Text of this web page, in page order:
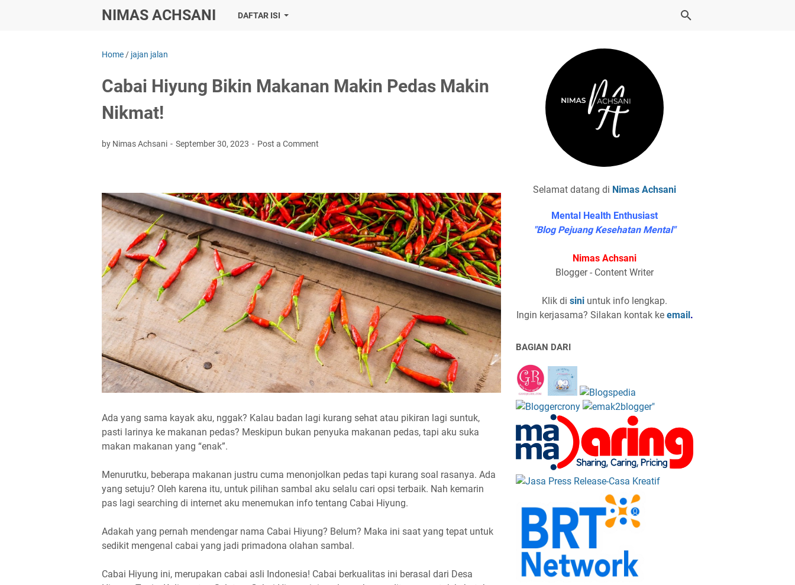
NIMAS ACHSANI DAFTAR ISI
Home / jajan jalan
Cabai Hiyung Bikin Makanan Makin Pedas Makin
Nikmat!
by Nimas Achsani September 30, 2023 Post a Comment
Ada yang sama kayak aku, nggak? Kalau badan lagi kurang sehat atau pikiran lagi suntuk,
pasti larinya ke makanan pedas? Meskipun bukan penyuka makanan pedas, tapi aku suka
makan makanan yang “enak”.
Menurutku, beberapa makanan justru cuma menonjolkan pedas tapi kurang soal rasanya. Ada
yang setuju? Oleh karena itu, untuk pilihan sambal aku selalu cari opsi terbaik. Nah kemarin
pas lagi searching di internet aku menemukan info tentang Cabai Hiyung.
Adakah yang pernah mendengar nama Cabai Hiyung? Belum? Maka ini saat yang tepat untuk
sedikit mengenal cabai yang jadi primadona olahan sambal.
Cabai Hiyung ini, merupakan cabai asli Indonesia! Cabai berkualitas ini berasal dari Desa
Selamat datang di Nimas Achsani
Mental Health Enthusiast
"Blog Pejuang Kesehatan Mental"
Nimas Achsani
Blogger - Content Writer
Klik di sini untuk info lengkap.
Ingin kerjasama? Silakan kontak ke email.
BAGIAN DARI